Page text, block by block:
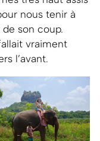
nous tenir à
son coup.
vraiment
l’avant.